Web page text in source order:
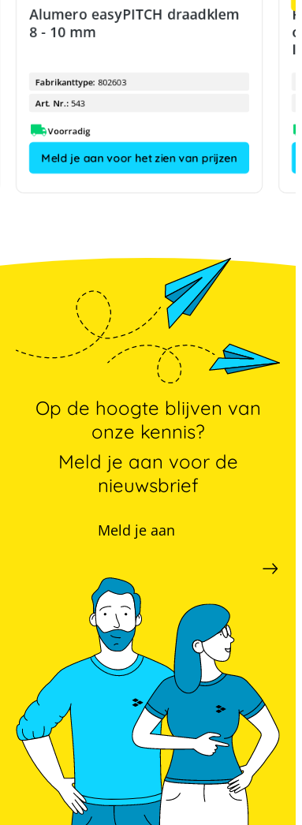
Alumero easyPITCH draadklem
8 - 10 mm
Fabrikanttype: 802603
Art. Nr.: 543
Voorradig
Meld je aan voor het zien van prijzen
II
Op de hoogte blijven van
onze kennis?
Meld je aan voor de
nieuwsbrief
Meld je aan